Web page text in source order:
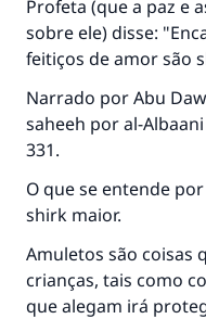
Profeta (que a paz e
sobre ele) disse:
feitiços de amor são
Narrado por Abu
saheeh por al-
331.
O que se entende
shirk maior.
Amuletos são coisas
crianças, tais como
que alegam irá
A resposta